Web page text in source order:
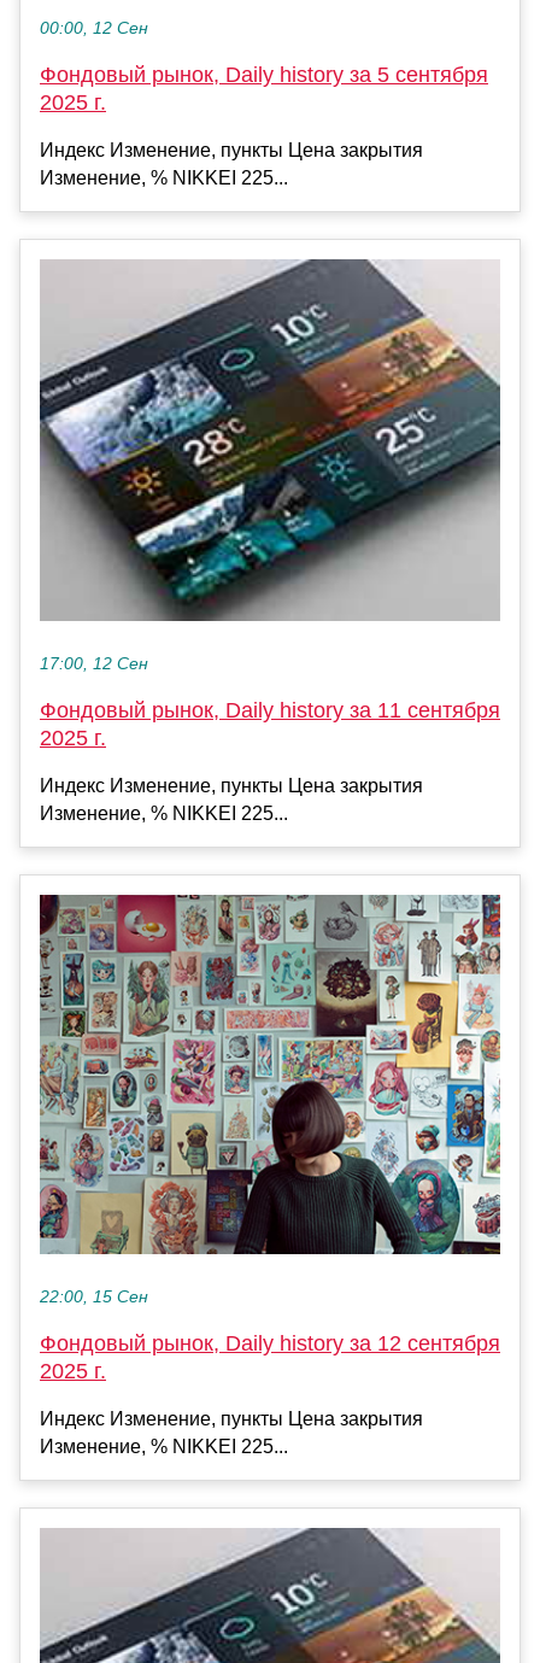
00:00, 12 Сен
Фондовый рынок, Daily history за 5 сентября
2025 г.
Индекс Изменение, пункты Цена закрытия
Изменение, % NIKKEI 225...
17:00, 12 Сен
Фондовый рынок, Daily history за 11 сентября
2025 г.
Индекс Изменение, пункты Цена закрытия
Изменение, % NIKKEI 225...
22:00, 15 Сен
Фондовый рынок, Daily history за 12 сентября
2025 г.
Индекс Изменение, пункты Цена закрытия
Изменение, % NIKKEI 225...